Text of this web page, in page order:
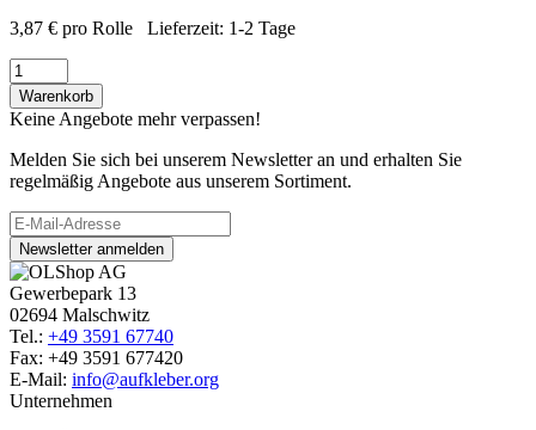
3,87 € pro Rolle Lieferzeit: 1-2 Tage
Warenkorb
Keine Angebote mehr verpassen!
Melden Sie sich bei unserem Newsletter an und erhalten Sie
regelmäßig Angebote aus unserem Sortiment.
Newsletter anmelden
Gewerbepark 13
02694 Malschwitz
Tel.: +49 3591 67740
Fax: +49 3591 677420
E-Mail: info@aufkleber.org
Unternehmen